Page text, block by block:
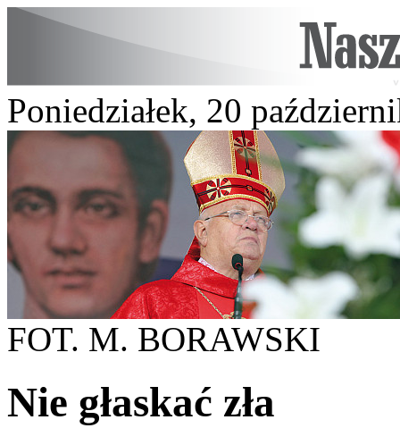
Poniedziałek, 20
FOT. M. BORAWSKI
Nie głaskać zła